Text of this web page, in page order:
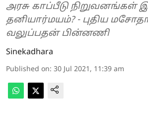
அரசு காப்பீடு நிறுவனங்கள்
தனியார்மயம்? - புதிய
வலுப்பதன் பின்னணி
Sinekadhara
Published on: 30 Jul 2021, 11:39 am